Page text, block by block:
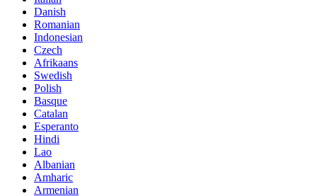
Danish
Romanian
Indonesian
Czech
Afrikaans
Swedish
Polish
Basque
Catalan
Esperanto
Hindi
Lao
Albanian
Amharic
Armenian